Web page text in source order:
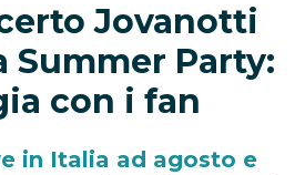
Jovanotti
Summer Party:
con i fan
in Italia ad agosto e